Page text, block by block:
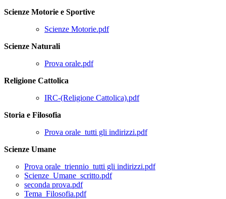
Scienze Motorie e Sportive
Scienze Motorie.pdf
Scienze Naturali
Prova orale.pdf
Religione Cattolica
IRC-(Religione Cattolica).pdf
Storia e Filosofia
Prova orale_tutti gli indirizzi.pdf
Scienze Umane
Prova orale_triennio_tutti gli indirizzi.pdf
Scienze_Umane_scritto.pdf
seconda prova.pdf
Tema_Filosofia.pdf